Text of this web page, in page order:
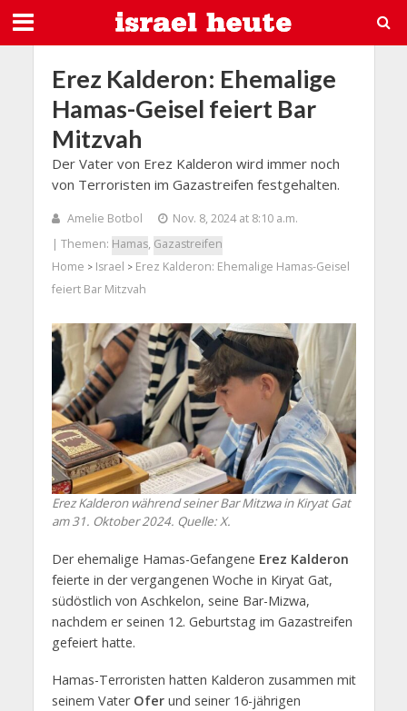
Erez Kalderon: Ehemalige
Hamas-Geisel feiert Bar
Mitzvah
Der Vater von Erez Kalderon wird immer noch
von Terroristen im Gazastreifen festgehalten.
Amelie Botbol
Nov. 8, 2024 at 8:10 a.m.
| Themen: Hamas, Gazastreifen
Home > Israel > Erez Kalderon: Ehemalige Hamas-Geisel
feiert Bar Mitzvah
Erez Kalderon während seiner Bar Mitzwa in Kiryat Gat
am 31. Oktober 2024. Quelle: X.
Der ehemalige Hamas-Gefangene Erez Kalderon
feierte in der vergangenen Woche in Kiryat Gat,
südöstlich von Aschkelon, seine Bar-Mizwa,
nachdem er seinen 12. Geburtstag im Gazastreifen
gefeiert hatte.
Hamas-Terroristen hatten Kalderon zusammen mit
seinem Vater Oferund seiner 16-jährigen